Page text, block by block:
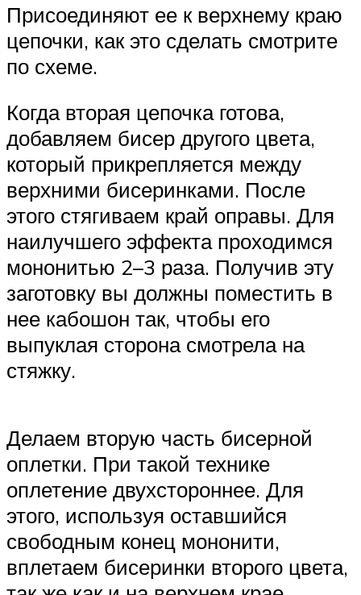
Присоединяют ее к верхнему краю
цепочки, как это сделать смотрите
по схеме.
Когда вторая цепочка готова,
добавляем бисер другого цвета,
который прикрепляется между
верхними бисеринками. После
этого стягиваем край оправы. Для
наилучшего эффекта проходимся
мононитью 2–3 раза. Получив эту
заготовку вы должны поместить в
нее кабошон так, чтобы его
выпуклая сторона смотрела на
стяжку.
Делаем вторую часть бисерной
оплетки. При такой технике
оплетение двухстороннее. Для
этого, используя оставшийся
свободным конец мононити,
вплетаем бисеринки второго цвета,